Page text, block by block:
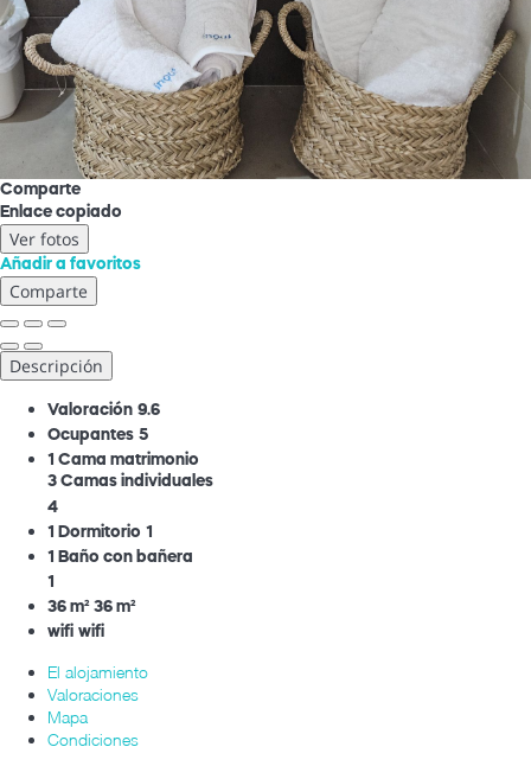
Comparte
Enlace copiado
Ver fotos
Añadir a favoritos
Comparte
Descripción
Valoración 9.6
Ocupantes 5
1 Cama matrimonio
3 Camas individuales
4
1 Dormitorio 1
1 Baño con bañera
1
36 m² 36 m²
wifi wifi
El alojamiento
Valoraciones
Mapa
Condiciones